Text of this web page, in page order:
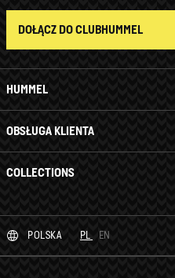
HUMMEL
OBSŁUGA KLIENTA
COLLECTIONS
DOŁĄCZ DO CLUBHUMMEL
POLSKA PL EN